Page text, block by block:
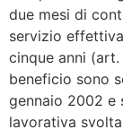
due mesi di
servizio
cinque anni
beneficio sono
gennaio 2002
lavorativa